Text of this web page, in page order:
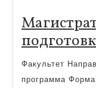
Факультет
программа Форма